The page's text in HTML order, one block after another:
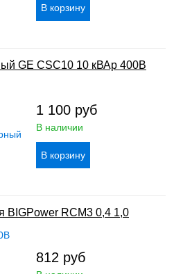
GE CSC10 10 кВАр 400В
1 100 руб
В наличии
BIGPower RCM3 0,4 1,0
812 руб